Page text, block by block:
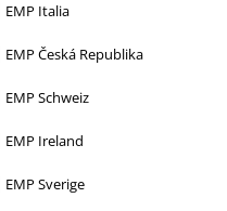
EMP Italia
EMP Česká Republika
EMP Schweiz
EMP Ireland
EMP Sverige